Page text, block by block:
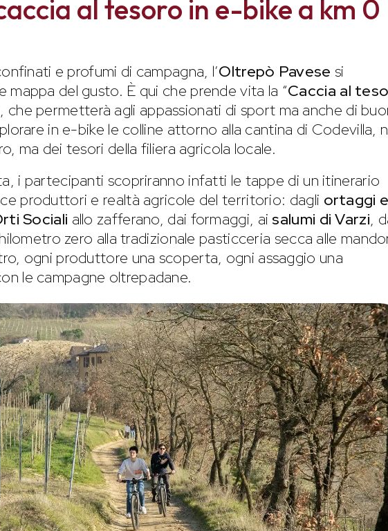
al tesoro in e-bike a km 0
e profumi di campagna, l’Oltrepò Pavese si
mappa del gusto. È qui che prende vita la “Caccia al
, che permetterà agli appassionati di sport ma anche di
in e-bike le colline attorno alla cantina di Codevilla,
ma dei tesori della filiera agricola locale.
i partecipanti scopriranno infatti le tappe di un itinerario
produttori e realtà agricole del territorio: dagli ortaggi e
Sociali allo zafferano, dai formaggi, ai salumi di Varzi,
zero alla tradizionale pasticceria secca alle
ogni produttore una scoperta, ogni assaggio una
le campagne oltrepadane.